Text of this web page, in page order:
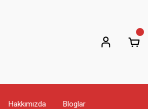
Hakkımızda Bloglar